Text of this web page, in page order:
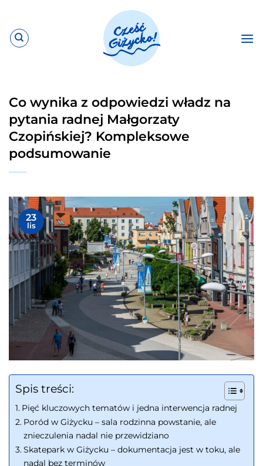
zawartości
Co wynika z odpowiedzi władz na
pytania radnej Małgorzaty
Czopińskiej? Kompleksowe
podsumowanie
23
lis
Spis treści:
Pięć kluczowych tematów i jedna interwencja radnej
Poród w Giżycku – sala rodzinna powstanie, ale
znieczulenia nadal nie przewidziano
Skatepark w Giżycku – dokumentacja jest w toku, ale
nadal bez terminów